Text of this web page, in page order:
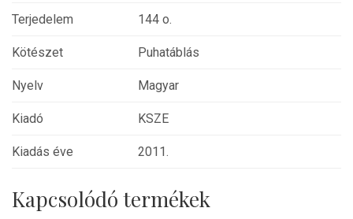
Terjedelem 144 o.
Kötészet Puhatáblás
Nyelv Magyar
Kiadó KSZE
Kiadás éve 2011.
Kapcsolódó termékek